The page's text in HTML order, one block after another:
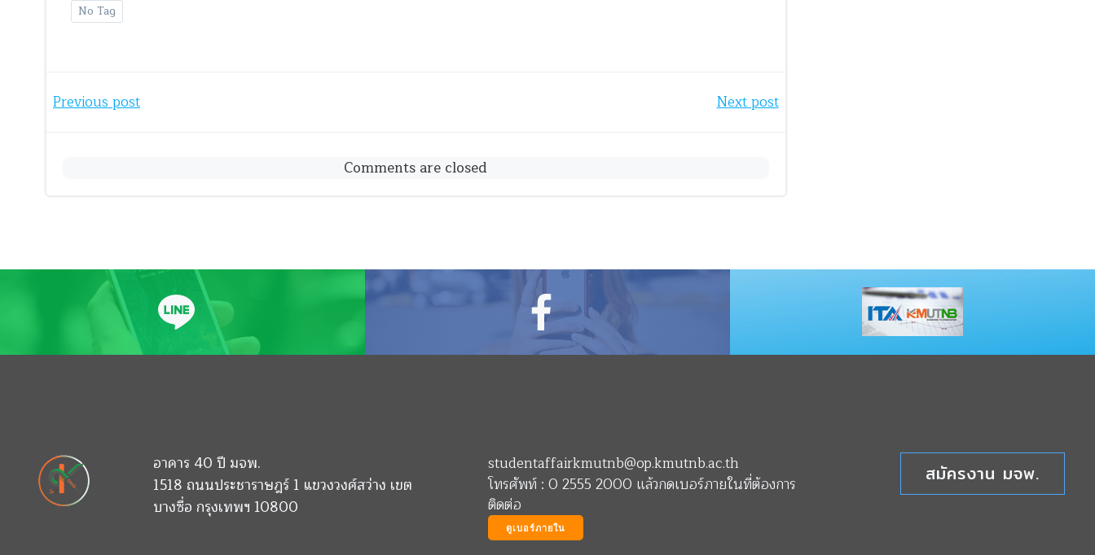
No Tag
Post
Previous post
navigation
Next post
Comments are closed
อาคาร 40 ปี มจพ.
1518 ถนนประชาราษฎร์ 1 แขวงวงศ์สว่าง เขต
บางซื่อ กรุงเทพฯ 10800
studentaffairkmutnb@op.kmutnb.ac.th
โทรศัพท์ : 0 2555 2000 แล้วกดเบอร์ภายในที่ต้องการ
ติดต่อ
ดูเบอร์ภายใน
สมัครงาน มจพ.